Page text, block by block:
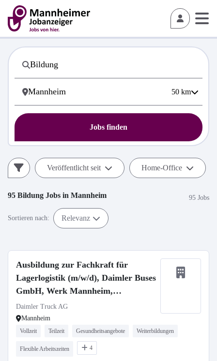
50 km
Jobs finden
Veröffentlicht seit Home-Office
95 Bildung Jobs in Mannheim 95 Jobs
Sortieren nach: Relevanz
Ausbildung zur Fachkraft für
Lagerlogistik (m/w/d), Daimler Buses
GmbH, Werk Mannheim,
Ausbildungsbeginn 13.09.2027
Daimler Truck AG
Mannheim
Vollzeit Teilzeit Gesundheitsangebote Weiterbildungen
Flexible Arbeitszeiten 4